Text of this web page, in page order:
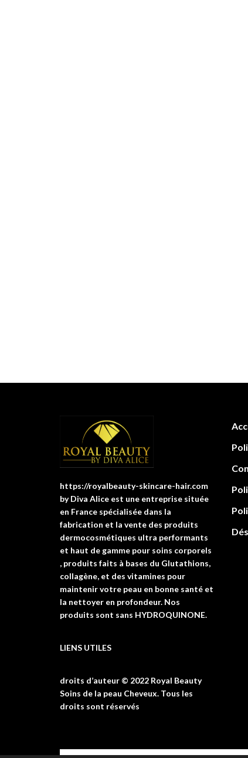
https://royalbeauty-skincare-hair.com
by Diva Alice est une entreprise située
en France spécialisée dans la
fabrication et la vente des produits
dermocosmétiques ultra performants
et haut de gamme pour soins corporels
, produits faits à bases du Glutathions,
collagène, et des vitamines pour
maintenir votre peau en bonne santé et
la nettoyer en profondeur. Nos
produits sont sans HYDROQUINONE.
LIENS UTILES
droits d’auteur © 2022 Royal Beauty
Soins de la peau Cheveux. Tous les
droits sont réservés